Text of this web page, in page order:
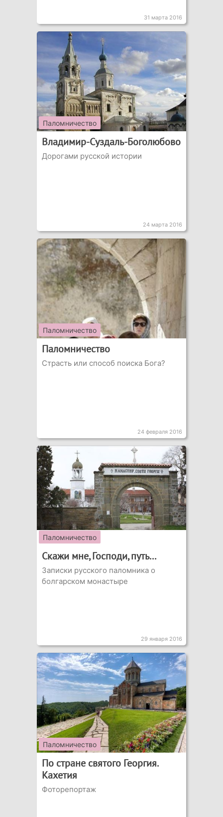
31 марта 2016
Паломничество
Владимир-Суздаль-Боголюбово
Дорогами русской истории
24 марта 2016
Паломничество
Паломничество
Страсть или способ поиска Бога?
24 февраля 2016
Паломничество
Скажи мне, Господи, путь...
Записки русского паломника о
болгарском монастыре
29 января 2016
Паломничество
По стране святого Георгия.
Кахетия
Фоторепортаж